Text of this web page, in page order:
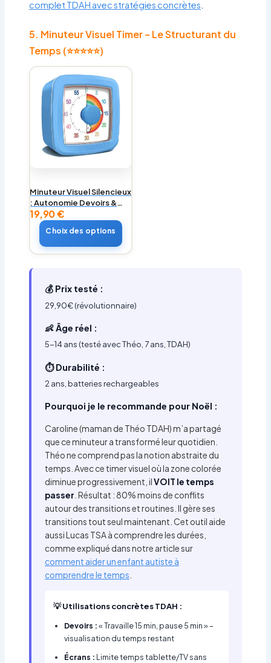
complet TDAH avec stratégies concrètes
5. Minuteur Visuel Timer – Le Structurant du
Temps (⭐⭐⭐⭐⭐)
Minuteur Visuel Silencieux
: Autonomie Devoirs &
TDAH
19,90€
Choix des options
💰 Prix testé :
29,90€ (révolutionnaire)
👶 Âge réel :
5-14 ans (testé avec Théo, 7 ans, TDAH)
⏱️ Durabilité :
2 ans, batteries rechargeables
Pourquoi je le recommande pour Noël :
Caroline (maman de Théo TDAH) m’a partagé
que ce minuteur a transformé leur quotidien.
Théo ne comprend pas la notion abstraite du
temps. Avec ce timer visuel où la zone colorée
diminue progressivement, ilVOIT le temps
passer . Résultat : 80% moins de conflits
autour des transitions et routines. Il gère ses
transitions tout seul maintenant. Cet outil aide
aussi Lucas TSA à comprendre les durées,
comme expliqué dans notre article sur
comment aider un enfant autiste à
comprendre le temps
💡 Utilisations concrètes TDAH :
Devoirs :« Travaille 15 min, pause 5 min » –
visualisation du temps restant
Écrans : Limite temps tablette/TV sans